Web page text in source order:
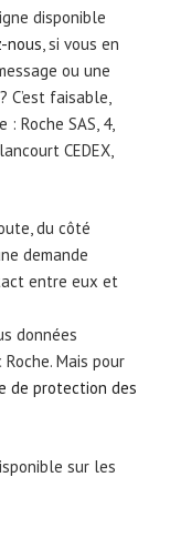
disponible
nous, si vous en
ou une
C’est faisable,
Roche SAS, 4,
CEDEX,
du côté
demande
entre eux et
données
Mais pour
de protection des
sur les